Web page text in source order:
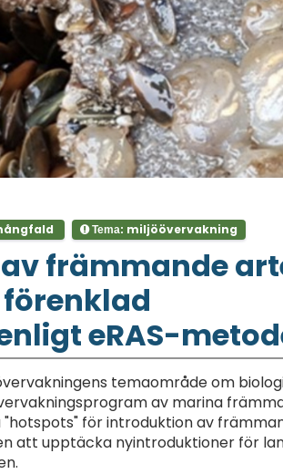
Tema: miljöövervakning
främmande
eRAS-
temaområde om
av marina
för introduktion av
att upptäcka nyintroduktioner för